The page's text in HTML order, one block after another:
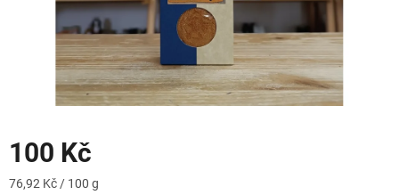
100 Kč
Měrná
76,92 Kč / 100 g